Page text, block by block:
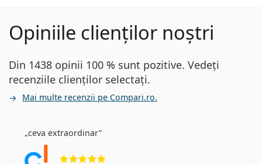
Opiniile clienților noștri
Din 1438 opinii 100 % sunt pozitive. Vedeți
recenziile clienților selectați.
Mai multe recenzii pe Compari.ro.
ceva extraordinar